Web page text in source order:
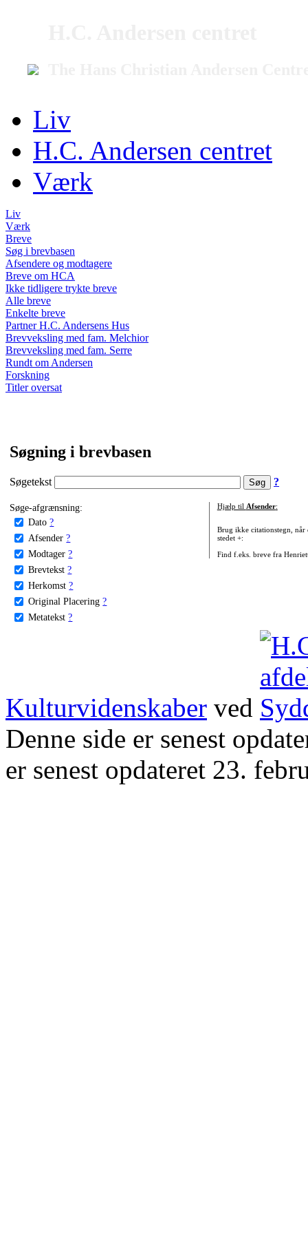
Liv
H.C. Andersen centret
Værk
Liv
Værk
Breve
Søg i brevbasen
Afsendere og modtagere
Breve om HCA
Ikke tidligere trykte breve
Alle breve
Enkelte breve
Partner H.C. Andersens Hus
Brevveksling med fam. Melchior
Brevveksling med fam. Serre
Rundt om Andersen
Forskning
Titler oversat
Søgning i brevbasen
Søgetekst ?
Søge-afgrænsning:
Dato ?
Afsender ?
Modtager ?
Brevtekst ?
Herkomst ?
Original Placering ?
Metatekst ?
Hjælp til Afsender:
Brug ikke citationstegn, når
stedet +:
Find f.eks. breve fra
Kulturvidenskaber ved
Denne side er senest
er senest opdateret 23.